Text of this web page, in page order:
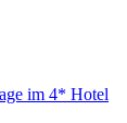
im 4* Hotel